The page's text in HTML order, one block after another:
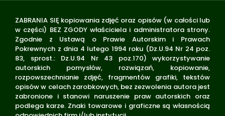
ZABRANIA SIĘ kopiowania zdjęć oraz opisów (w całości lub
w części) BEZ ZGODY właściciela i administratora strony.
Zgodnie z Ustawą o Prawie Autorskim i Prawach
Pokrewnych z dnia 4 lutego 1994 roku (Dz.U.94 Nr 24 poz.
83, sprost.: Dz.U.94 Nr 43 poz.170) wykorzystywanie
autorskich pomysłów, rozwiązań, kopiowanie,
rozpowszechnianie zdjęć, fragmentów grafiki, tekstów
opisów w celach zarobkowych, bez zezwolenia autora jest
zabronione i stanowi naruszenie praw autorskich oraz
podlega karze. Znaki towarowe i graficzne są własnością